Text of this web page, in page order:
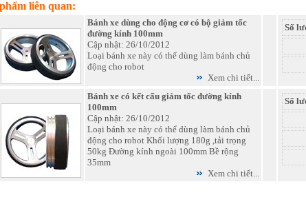
liên quan:
Bánh xe dùng cho động cơ có bộ giảm tốc
đường kính 100mm
Cập nhật: 26/10/2012
Loại bánh xe này có thể dùng làm bánh chủ
động cho robot
Xem chi tiết...
Số
Bánh xe có kết cấu giảm tốc đường kính
100mm
Cập nhật: 26/10/2012
Loại bánh xe này có thể dùng làm bánh chủ
động cho robot Khối lượng 180g ,tải trọng
50kg Đường kính ngoài 100mm Bề rộng
35mm
Xem chi tiết...
Số